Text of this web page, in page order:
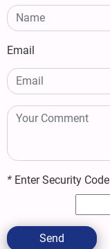
Email
* Enter Security Code
Send